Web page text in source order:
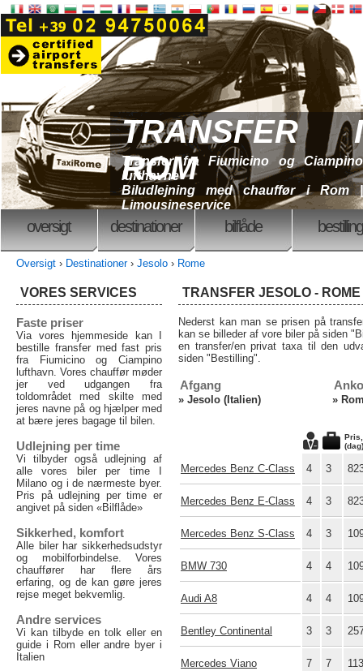
TRANSFER I
ROM
Transfer fra Fiumicino og Ciampino
lufthavne
Biludlejning med chauffør i Rom |
Limousineservice
oversigt destinationer bilflåde bestilling
Oversigt › Destinationer› Jesolo › Rome
TRANSFER JESOLO -
Nederst kan man se prisen på
kan se billeder af vore biler på siden
en transfer/en privat taxa til den
siden "Bestilling".
Afgang
» Jesolo (Italien) »
(dag)
Mercedes Benz C-Class 4 3
Mercedes Benz E-Class 4 3
Mercedes Benz S-Class 4 3
BMW 730 4 4
Audi A8 4 4
Bentley Continental 3 3
Mercedes Viano 7 7
VORES SERVICES
Faste priser
Via vores hjemmeside kan I
bestille fransfer med fast pris
fra Fiumicino og Ciampino
lufthavn. Vores chauffør møder
jer ved udgangen fra
toldområdet med skilte med
jeres navne på og hjælper med
at bære jeres bagage til bilen.
Udlejning per time
Vi tilbyder også udlejning af
alle vores biler per time I
Milano og i de nærmeste byer.
Pris på udlejning per time er
angivet på siden «Bilflåde»
Sikkerhed, komfort
Alle biler har sikkerhedsudstyr
og mobilforbindelse. Vores
chauffører har flere års
erfaring, og de kan gøre jeres
rejse meget bekvemlig.
Andre services
Vi kan tilbyde en tolk eller en
guide i Rom eller andre byer i
Italien